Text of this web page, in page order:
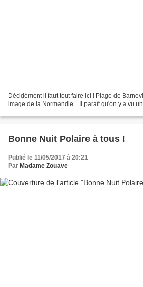
Décidément il faut tout faire ici ! Plage de
image de la Normandie... Il paraît qu'on y a vu
Bonne Nuit Polaire à tous !
Publié le 11/05/2017 à 20:21
Par Madame Zouave